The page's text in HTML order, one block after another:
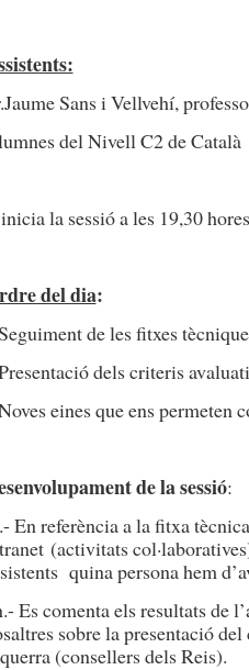
Sans i Vellvehí,
del Nivell C2 de Català
la sessió a les 19,30
del dia:
de les fitxes
dels criteris
eines que ens
de la sessió:
En referència a la fitxa
(activitats
quina persona hem
Es comenta els resultats de
sobre la presentació
(consellers dels Reis).